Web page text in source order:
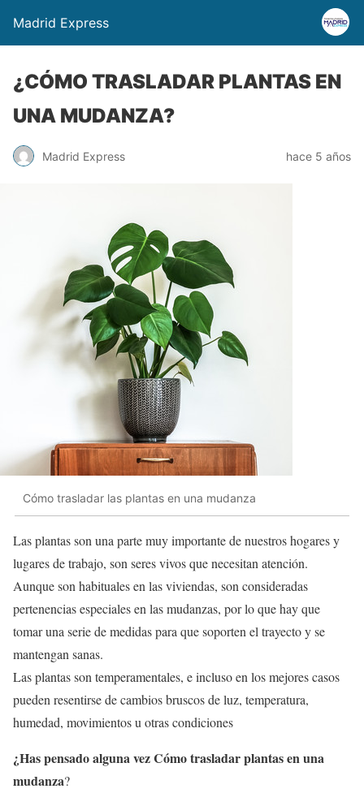
Madrid Express
¿CÓMO TRASLADAR PLANTAS EN
UNA MUDANZA?
Madrid Express hace 5 años
Cómo trasladar las plantas en una mudanza
Las plantas son una parte muy importante de nuestros hogares y
lugares de trabajo, son seres vivos que necesitan atención.
Aunque son habituales en las viviendas, son consideradas
pertenencias especiales en las mudanzas, por lo que hay que
tomar una serie de medidas para que soporten el trayecto y se
mantengan sanas.
Las plantas son temperamentales, e incluso en los mejores casos
pueden resentirse de cambios bruscos de luz, temperatura,
humedad, movimientos u otras condiciones
¿Has pensado alguna vez Cómo trasladar plantas en una
mudanza?